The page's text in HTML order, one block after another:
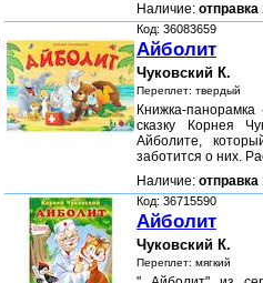
Наличие: отправка
Код: 36083659
Айболит
Чуковский К.
Переплет: твердый
Книжка-
сказку Корнея
Айболите,
заботится о них.
Наличие: отправка
Код: 36715590
Айболит
Чуковский К.
Переплет: мягкий